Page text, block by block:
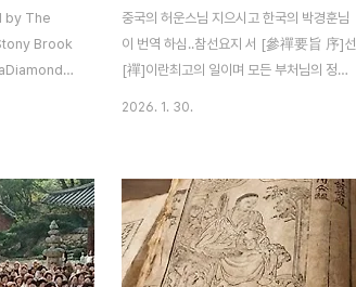
by The
Brook
Lotus
Sutra :
: E.
Heart
중국의 허운스님 지으시고 한국의 박경훈님
이 번역 하심..참선요지 서 [參禪要旨 序]선
[禪]이란최고의 일이며 모든 부처님의 정법
음을 가리켜 성품을 보아 부처를 이룬다」고
하였으니 만약 어떤 사람이 바로 그 자리에서
알아 버리면 곧 법왕[法王]의 사랑하는 아들
이 될 것이다앞으로는 인연을 따라 과거의 업
2026. 1. 30.